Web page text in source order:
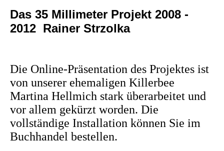
Das 35 Millimeter Projekt 2008 -
2012 Rainer Strzolka
Die Online-Präsentation des Projektes ist
von unserer ehemaligen Killerbee
Martina Hellmich stark überarbeitet und
vor allem gekürzt worden. Die
vollständige Installation können Sie im
Buchhandel bestellen.